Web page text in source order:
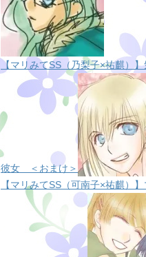
【マリみてSS（乃梨子×祐麒）
彼女 ＜おまけ＞
【マリみてSS（可南子×祐麒）